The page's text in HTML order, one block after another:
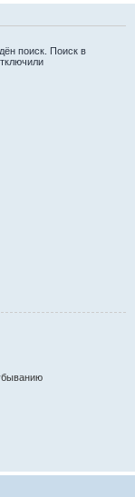
поиск. Поиск в